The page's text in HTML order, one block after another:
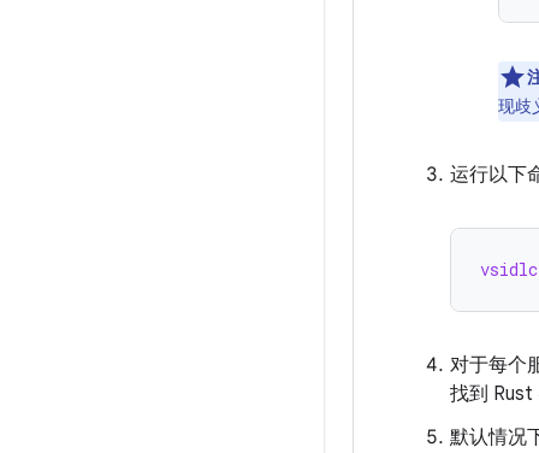
现歧
运行以下
对于每个
找到 Rust
默认情况